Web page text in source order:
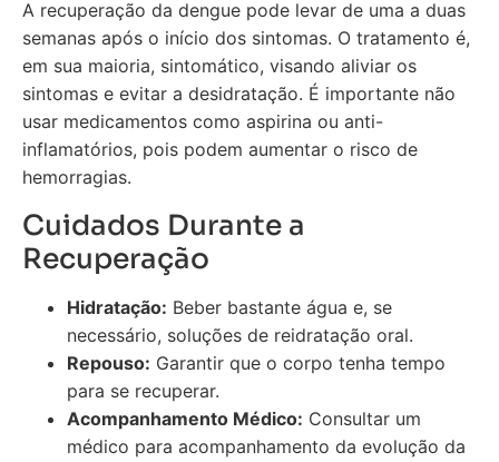
A recuperação da dengue pode levar de uma a duas
semanas após o início dos sintomas. O tratamento é,
em sua maioria, sintomático, visando aliviar os
sintomas e evitar a desidratação. É importante não
usar medicamentos como aspirina ou anti-
inflamatórios, pois podem aumentar o risco de
hemorragias.
Cuidados Durante a
Recuperação
Hidratação: Beber bastante água e, se
necessário, soluções de reidratação oral.
Repouso: Garantir que o corpo tenha tempo
para se recuperar.
Acompanhamento Médico: Consultar um
médico para acompanhamento da evolução da